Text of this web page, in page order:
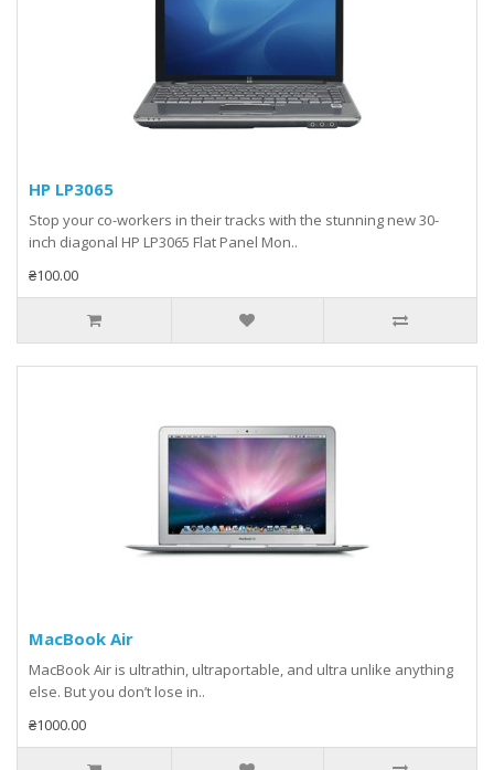
HP LP3065
Stop your co-workers in their tracks with the stunning new 30-
inch diagonal HP LP3065 Flat Panel Mon..
₴100.00
MacBook Air
MacBook Air is ultrathin, ultraportable, and ultra unlike anything
else. But you don’t lose in..
₴1000.00